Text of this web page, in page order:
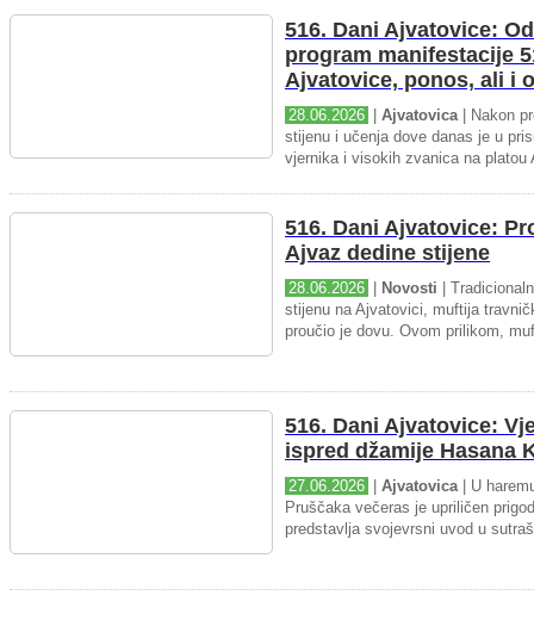
516. Dani Ajvatovice:
program manifestacije
Ajvatovice, ponos, ali i
28.06.2026 Ajvatovica| Nakon
stijenu i učenja dove danas je u
vjernika i visokih zvanica na platou
516. Dani Ajvatovice:
Ajvaz dedine stijene
28.06.2026 Novosti |
stijenu na Ajvatovici, muftija
proučio je dovu. Ovom prilikom,
516. Dani Ajvatovice:
ispred džamije Hasana
27.06.2026 Ajvatovica| U
Pruščaka večeras je upriličen
predstavlja svojevrsni uvod u